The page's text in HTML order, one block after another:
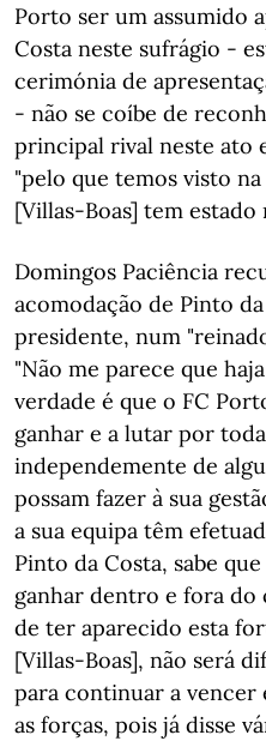
Porto ser um assumido
Costa neste sufrágio -
cerimónia de
- não se coíbe de
principal rival neste ato
"pelo que temos visto
[Villas-Boas] tem
Domingos Paciência
acomodação de Pinto
presidente, num
"Não me parece que
verdade é que o FC
ganhar e a lutar por
independemente de
possam fazer à sua
a sua equipa têm
Pinto da Costa, sabe
ganhar dentro e fora do
de ter aparecido esta
[Villas-Boas], não será
para continuar a
as forças, pois já disse